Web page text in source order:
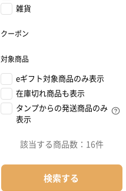
雑貨
クーポン
対象商品
eギフト対象商品のみ表示
在庫切れ商品も表示
タンプからの発送商品のみ
表示
該当する商品数： 16件
検索する